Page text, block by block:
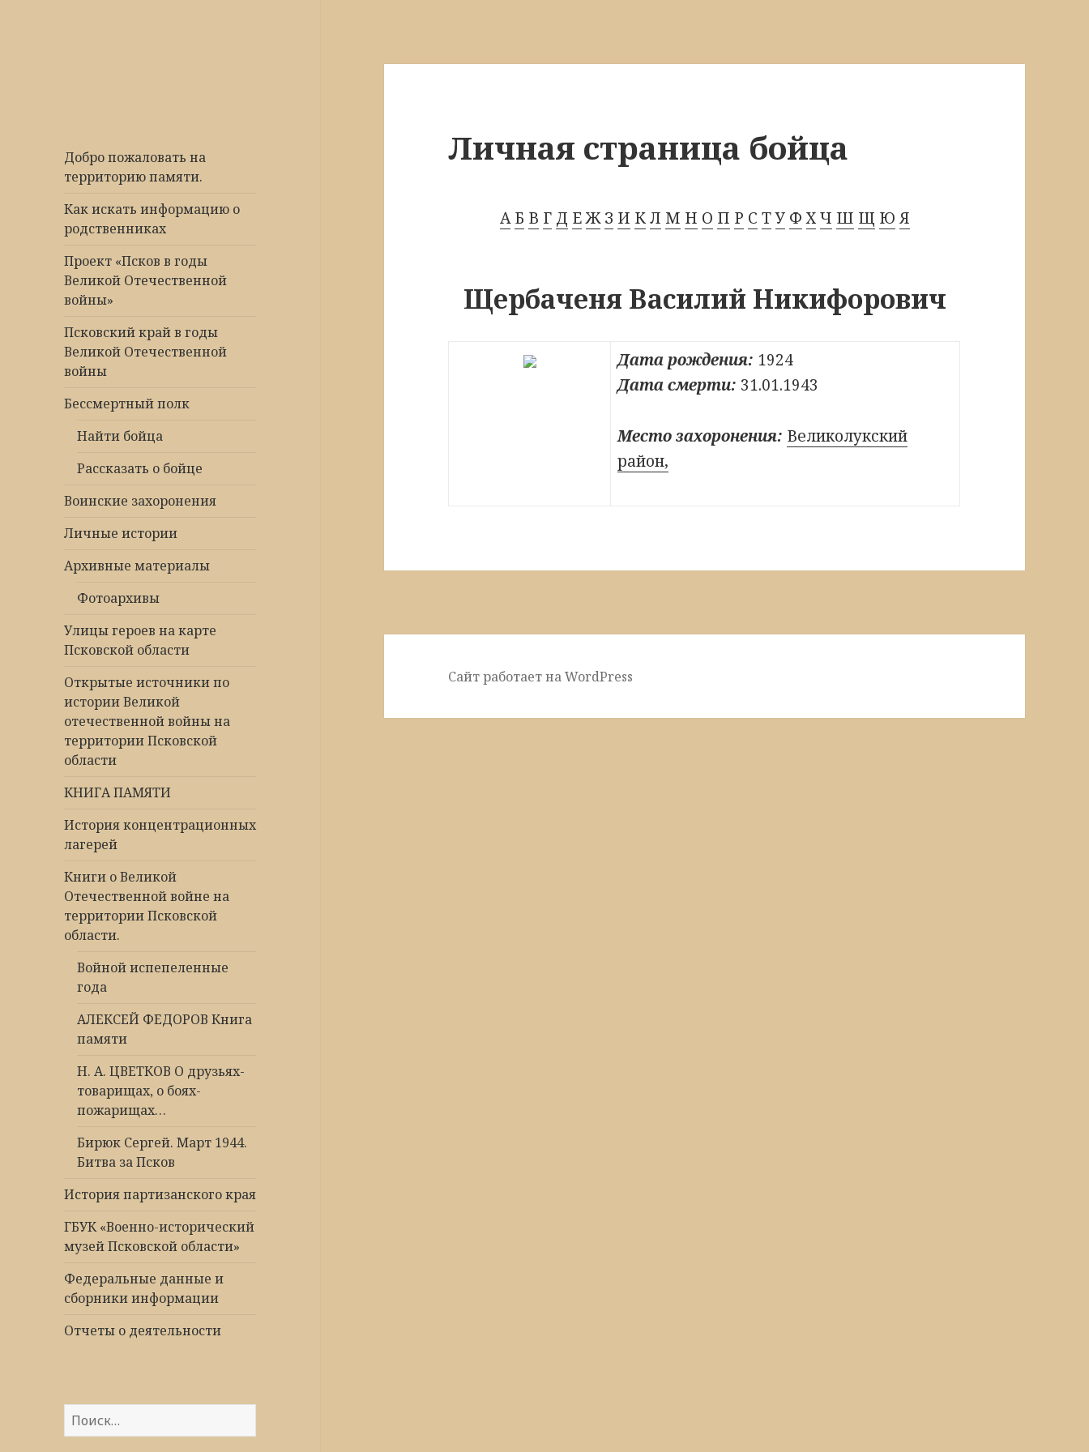
Добро пожаловать на
территорию памяти.
Как искать информацию о
родственниках
Проект «Псков в годы
Великой Отечественной
войны»
Псковский край в годы
Великой Отечественной
войны
Бессмертный полк
Найти бойца
Рассказать о бойце
Воинские захоронения
Личные истории
Архивные материалы
Фотоархивы
Улицы героев на карте
Псковской области
Открытые источники по
истории Великой
отечественной войны на
территории Псковской
области
КНИГА ПАМЯТИ
История концентрационных
лагерей
Книги о Великой
Отечественной войне на
территории Псковской
области.
Войной испепеленные
года
АЛЕКСЕЙ ФЕДОРОВ Книга
памяти
Н. А. ЦВЕТКОВ О друзьях-
товарищах, о боях-
пожарищах…
Бирюк Сергей. Март 1944.
Битва за Псков
История партизанского края
ГБУК «Военно-исторический
музей Псковской области»
Федеральные данные и
сборники информации
Отчеты о деятельности
Найти:
Личная страница бойца
А Б В Г Д ЕЖ З И К Л М Н О П Р С ТУ Ф Х Ч Ш Щ Ю Я
Щербаченя Василий Никифорович
Дата рождения: 1924
Дата смерти: 31.01.1943
Место захоронения: Великолукский
район,
Сайт работает на WordPress